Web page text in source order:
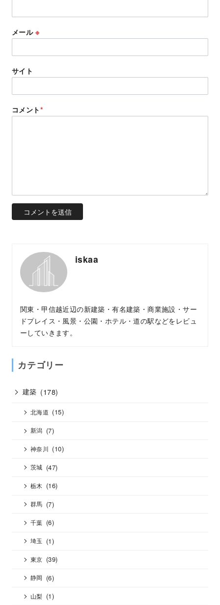
メール ※
サイト
コメント*
iskaa
関東・甲信越近辺の新建築・有名建築・商業施設・サー
ドプレイス・風景・公園・ホテル・道の駅などをレビュ
ーしていきます。
カテゴリー
建築 (178)
北海道 (15)
新潟 (7)
神奈川 (10)
茨城 (47)
栃木 (16)
群馬 (7)
千葉 (6)
埼玉 (1)
東京 (39)
静岡 (6)
山梨 (1)